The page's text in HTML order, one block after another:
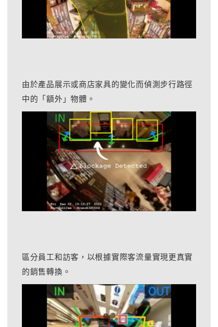
由於產品展示或商店家具的變化而偵測步行路徑
中的「額外」物體。
區分員工和訪客，以根據實際客流量實現更真實
的銷售轉換。